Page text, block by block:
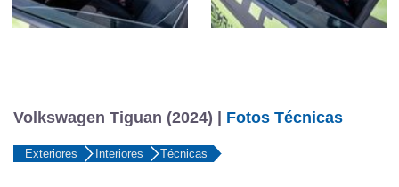
Volkswagen Tiguan (2024) | Fotos Técnicas
Exteriores Interiores Técnicas